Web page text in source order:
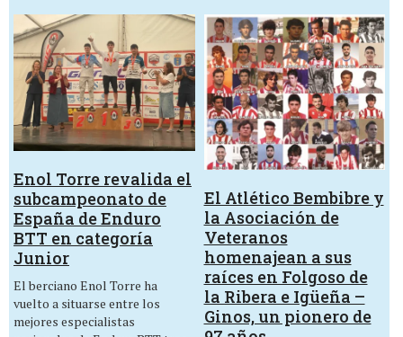
Enol Torre revalida el
subcampeonato de
España de Enduro
BTT en categoría
Junior
El berciano Enol Torre ha
vuelto a situarse entre los
mejores especialistas
El Atlético Bembibre y
la Asociación de
Veteranos
homenajean a sus
raíces en Folgoso de
la Ribera e Igüeña –
Ginos, un pionero de